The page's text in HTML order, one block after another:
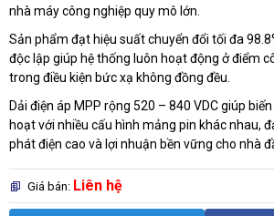
nhà máy công nghiệp quy mô lớn.
Sản phẩm đạt hiệu suất chuyển đổi tối đa
độc lập giúp hệ thống luôn hoạt động ở điểm
trong điều kiện bức xạ không đồng đều.
Dải điện áp MPP rộng 520 – 840 VDC giúp
hoạt với nhiều cấu hình mảng pin khác nhau,
phát điện cao và lợi nhuận bền vững cho nhà
Giá bán: Liên hệ